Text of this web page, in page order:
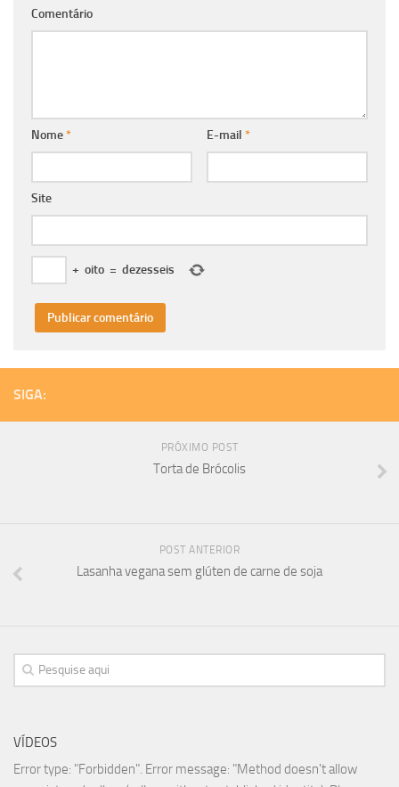
Comentário
Nome* E-mail *
Site
+ oito = dezesseis
SIGA:
PRÓXIMO POST
Torta de Brócolis
POST ANTERIOR
Lasanha vegana sem glúten de carne de soja
VÍDEOS
Error type: "Forbidden". Error message: "Method doesn't allow